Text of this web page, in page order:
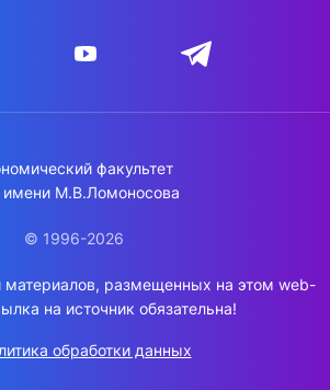
факультет
М.В.Ломоносова
© 1996-2026
материалов, размещенных на этом web-
на источник обязательна!
обработки данных